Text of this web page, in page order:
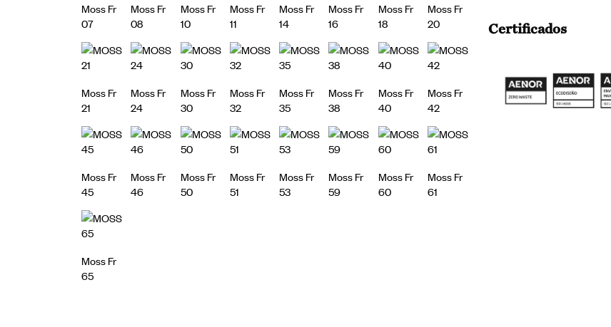
Moss Fr
07
Moss Fr
08
Moss Fr
10
Moss Fr
11
Moss Fr
14
Moss Fr
16
Moss Fr
18
Moss Fr
20
Moss Fr
21
Moss Fr
24
Moss Fr
30
Moss Fr
32
Moss Fr
35
Moss Fr
38
Moss Fr
40
Moss Fr
42
Moss Fr
45
Moss Fr
46
Moss Fr
50
Moss Fr
51
Moss Fr
53
Moss Fr
59
Moss Fr
60
Moss Fr
61
Moss Fr
65
Certificados